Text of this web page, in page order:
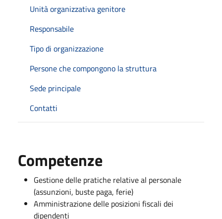
Unità organizzativa genitore
Responsabile
Tipo di organizzazione
Persone che compongono la struttura
Sede principale
Contatti
Competenze
Gestione delle pratiche relative al personale
(assunzioni, buste paga, ferie)
Amministrazione delle posizioni fiscali dei
dipendenti